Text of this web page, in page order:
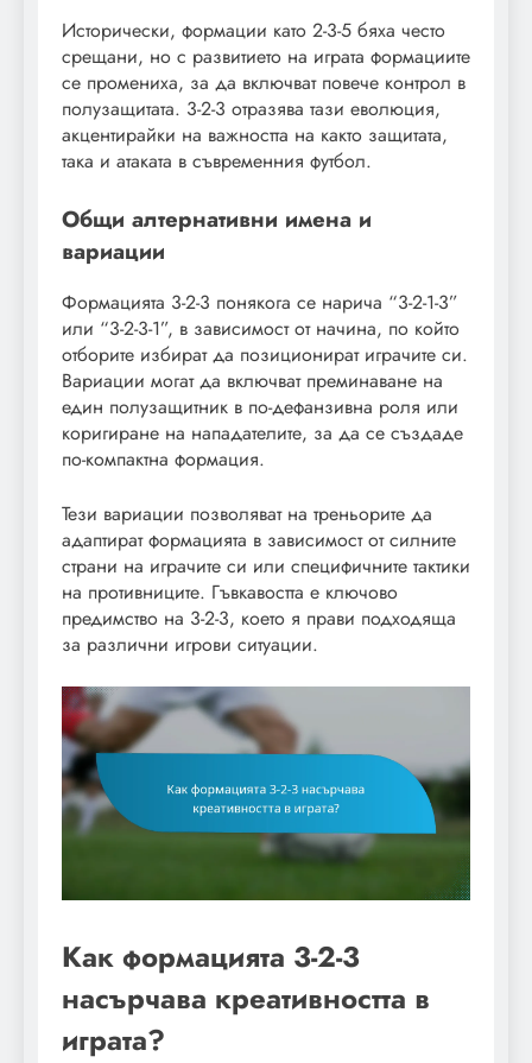
Исторически, формации като 2-3-5 бяха често
срещани, но с развитието на играта формациите
се промениха, за да включват повече контрол в
полузащитата. 3-2-3 отразява тази еволюция,
акцентирайки на важността на както защитата,
така и атаката в съвременния футбол.
Общи алтернативни имена и
вариации
Формацията 3-2-3 понякога се нарича “3-2-1-3”
или “3-2-3-1”, в зависимост от начина, по който
отборите избират да позиционират играчите си.
Вариации могат да включват преминаване на
един полузащитник в по-дефанзивна роля или
коригиране на нападателите, за да се създаде
по-компактна формация.
Тези вариации позволяват на треньорите да
адаптират формацията в зависимост от силните
страни на играчите си или специфичните тактики
на противниците. Гъвкавостта е ключово
предимство на 3-2-3, което я прави подходяща
за различни игрови ситуации.
Как формацията 3-2-3
насърчава креативността в
играта?